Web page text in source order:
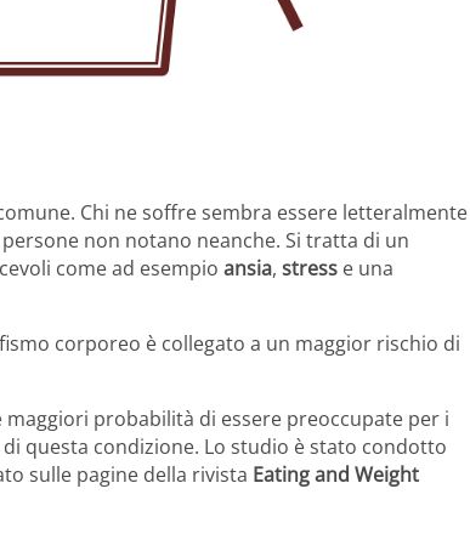
Chi ne soffre sembra essere letteralmente
non notano neanche. Si tratta di un
come ad esempio ansia, stress e una
corporeo è collegato a un maggior rischio di
probabilità di essere preoccupate per i
questa condizione. Lo studio è stato condotto
sulle pagine della rivista Eating and Weight